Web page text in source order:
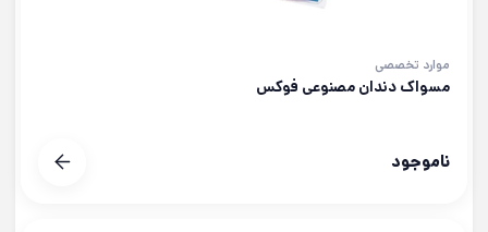
موارد تخصصی
مسواک دندان مصنوعی فوکس
ناموجود